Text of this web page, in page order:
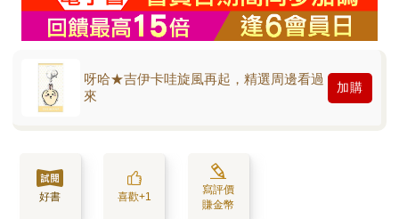
呀哈★吉伊卡哇旋風再起，精選周邊看過
來
加購
好書 喜歡+1
寫評價
賺金幣